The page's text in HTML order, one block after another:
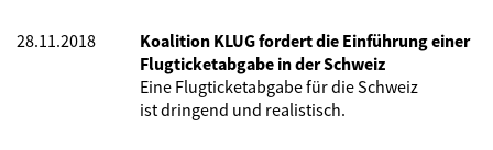
28.11.2018
Koalition KLUG fordert die Einführung einer
Flugticketabgabe in der Schweiz
Eine Flugticketabgabe für die Schweiz
ist dringend und realistisch.